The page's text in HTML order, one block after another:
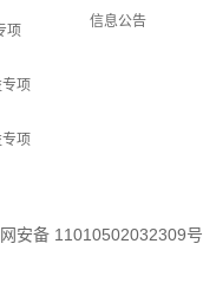
项
项
项
流公
信息公告
安备 11010502032309号